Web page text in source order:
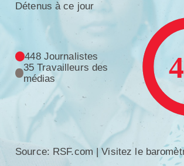
Détenus à ce jour
448 Journalistes
35 Travailleurs des
médias
Source: RSF.com |Visitez le